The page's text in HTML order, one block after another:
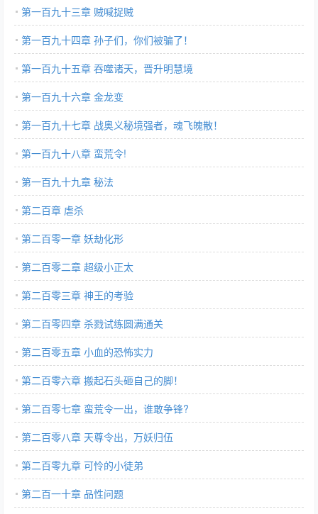
第一百九十三章 贼喊捉贼
第一百九十四章 孙子们，你们被骗了！
第一百九十五章 吞噬诸天，晋升明慧境
第一百九十六章 金龙变
第一百九十七章 战奥义秘境强者，魂飞魄散！
第一百九十八章 蛮荒令!
第一百九十九章 秘法
第二百章 虐杀
第二百零一章 妖劫化形
第二百零二章 超级小正太
第二百零三章 神王的考验
第二百零四章 杀戮试练圆满通关
第二百零五章 小血的恐怖实力
第二百零六章 搬起石头砸自己的脚！
第二百零七章 蛮荒令一出，谁敢争锋?
第二百零八章 天尊令出，万妖归伍
第二百零九章 可怜的小徒弟
第二百一十章 品性问题